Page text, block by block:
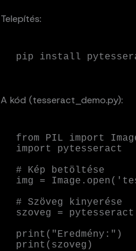
Telepítés:
pip install
A kód (tesseract_demo.py):
from PIL import
import pytesseract
# Kép betöltése
img =
# Szöveg kinyerése
szoveg =
print("Eredmény:")
print(szoveg)